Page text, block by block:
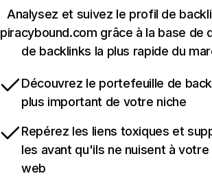
Analysez et suivez le profil de
piracybound.com grâce à la base de
de backlinks la plus rapide du
Découvrez le portefeuille de
plus important de votre niche
Repérez les liens toxiques et
les avant qu'ils ne nuisent à
web